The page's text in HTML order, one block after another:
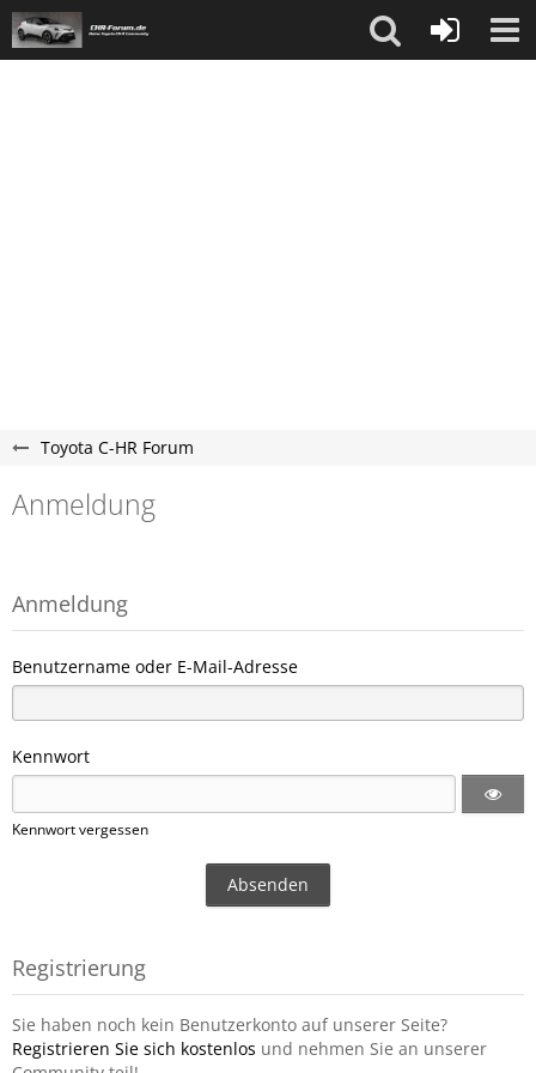
Toyota C-HR Forum
Anmeldung
Anmeldung
Benutzername oder E-Mail-Adresse
Kennwort
Kennwort vergessen
Registrierung
Sie haben noch kein Benutzerkonto auf unserer Seite?
Registrieren Sie sich kostenlos und nehmen Sie an unserer